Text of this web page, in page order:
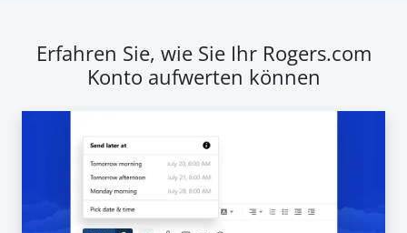
Erfahren Sie, wie Sie Ihr Rogers.com
Konto aufwerten können